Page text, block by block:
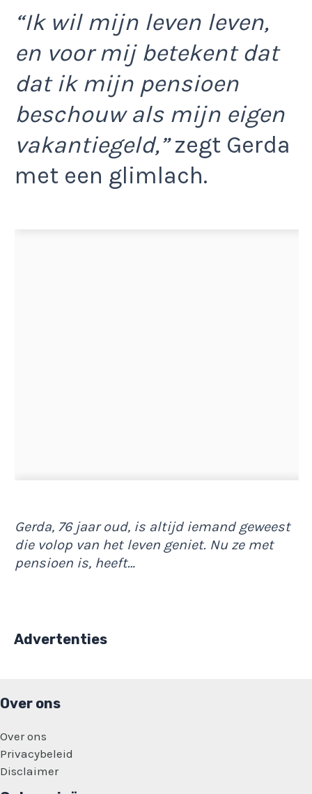
“Ik wil mijn leven leven,
en voor mij betekent dat
dat ik mijn pensioen
beschouw als mijn eigen
vakantiegeld,”zegt Gerda
met een glimlach.
Gerda, 76 jaar oud, is altijd iemand geweest
die volop van het leven geniet. Nu ze met
pensioen is, heeft…
Advertenties
Over ons
Over ons
Privacybeleid
Disclaimer